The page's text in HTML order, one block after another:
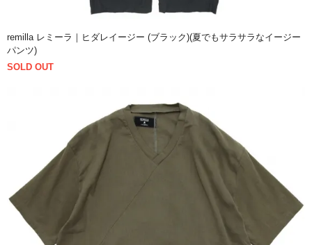
remilla レミーラ｜ヒダレイージー (ブラック)(夏でもサラサラなイージー
パンツ)
SOLD OUT